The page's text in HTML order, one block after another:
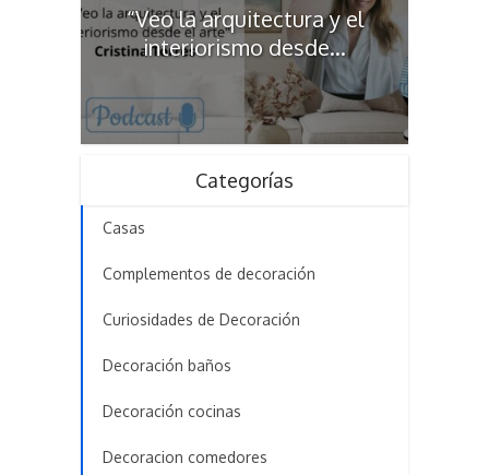
“Veo la arquitectura y el
interiorismo desde...
Categorías
Casas
Complementos de decoración
Curiosidades de Decoración
Decoración baños
Decoración cocinas
Decoracion comedores